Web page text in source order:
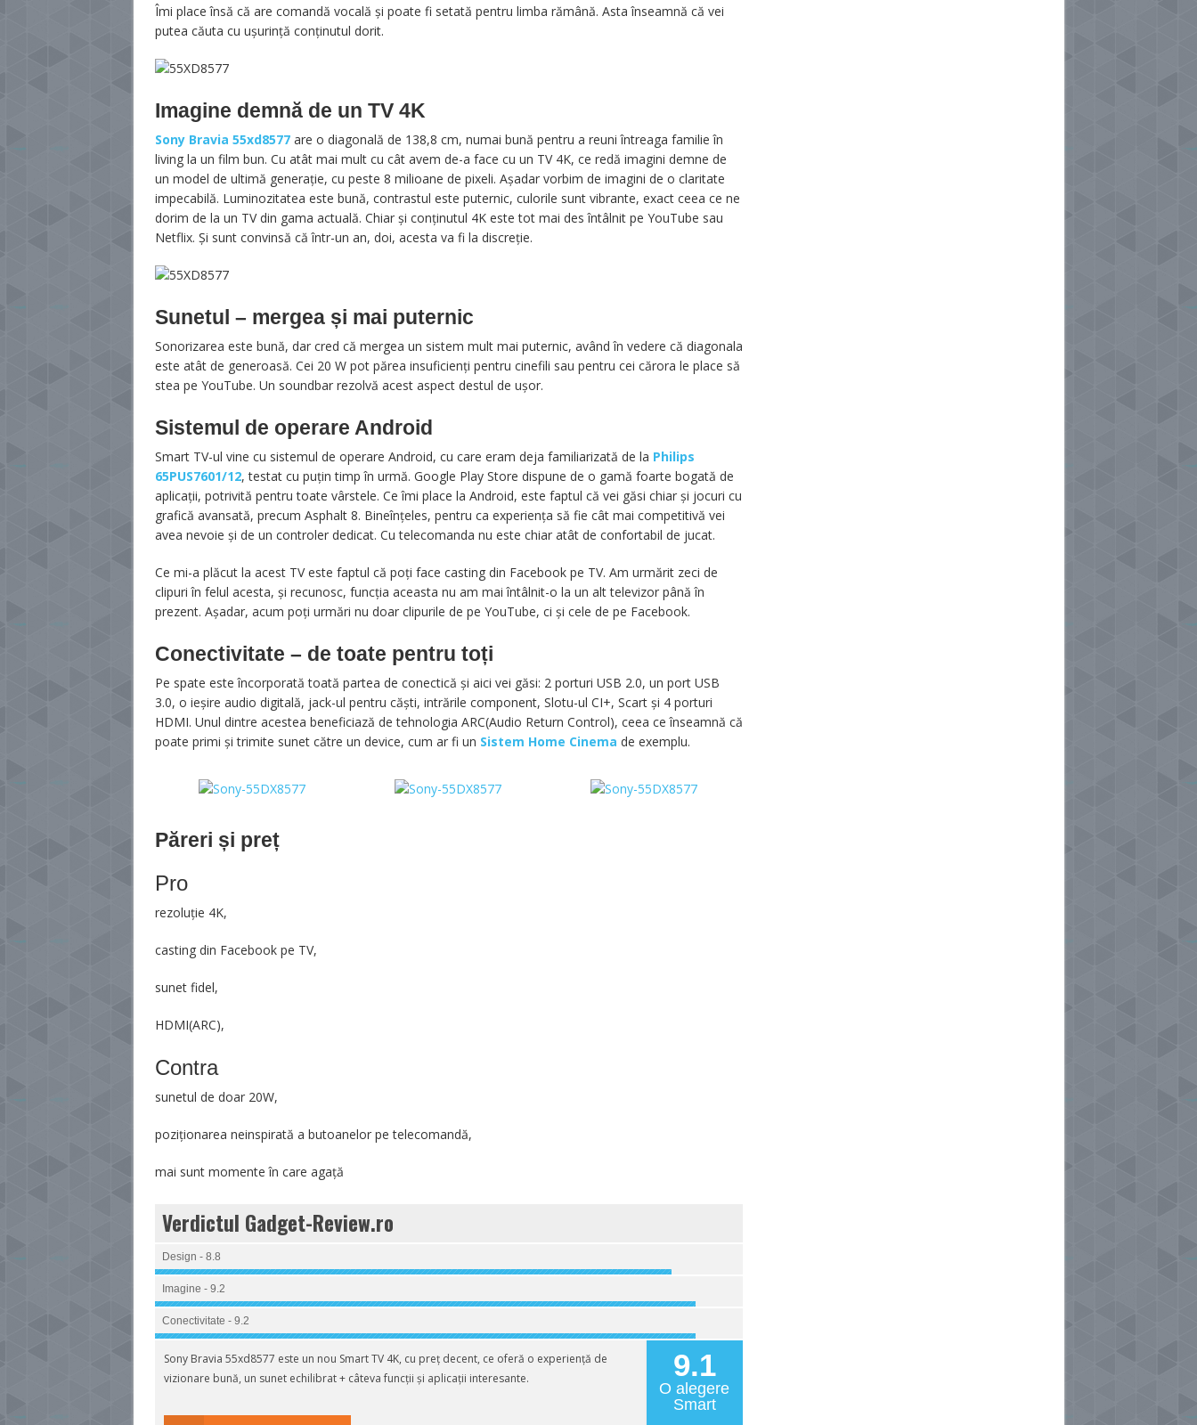
Îmi place însă că are comandă vocală și poate fi setată pentru limba rămână. Asta înseamnă că vei
putea căuta cu ușurință conținutul dorit.
Imagine demnă de un TV 4K
Sony Bravia 55xd8577are o diagonală de 138,8 cm, numai bună pentru a reuni întreaga familie în
living la un film bun. Cu atât mai mult cu cât avem de-a face cu un TV 4K, ce redă imagini demne de
un model de ultimă generație, cu peste 8 milioane de pixeli. Așadar vorbim de imagini de o claritate
impecabilă. Luminozitatea este bună, contrastul este puternic, culorile sunt vibrante, exact ceea ce ne
dorim de la un TV din gama actuală. Chiar și conținutul 4K este tot mai des întâlnit pe YouTube sau
Netflix. Și sunt convinsă că într-un an, doi, acesta va fi la discreție.
Sunetul – mergea și mai puternic
Sonorizarea este bună, dar cred că mergea un sistem mult mai puternic, având în vedere că diagonala
este atât de generoasă. Cei 20 W pot părea insuficienți pentru cinefili sau pentru cei cărora le place să
stea pe YouTube. Un soundbar rezolvă acest aspect destul de ușor.
Sistemul de operare Android
Smart TV-ul vine cu sistemul de operare Android, cu care eram deja familiarizată de la Philips
65PUS7601/12, testat cu puțin timp în urmă. Google Play Store dispune de o gamă foarte bogată de
aplicații, potrivită pentru toate vârstele. Ce îmi place la Android, este faptul că vei găsi chiar și jocuri cu
grafică avansată, precum Asphalt 8. Bineînțeles, pentru ca experiența să fie cât mai competitivă vei
avea nevoie și de un controler dedicat. Cu telecomanda nu este chiar atât de confortabil de jucat.
Ce mi-a plăcut la acest TV este faptul că poți face casting din Facebook pe TV. Am urmărit zeci de
clipuri în felul acesta, și recunosc, funcția aceasta nu am mai întâlnit-o la un alt televizor până în
prezent. Așadar, acum poți urmări nu doar clipurile de pe YouTube, ci și cele de pe Facebook.
Conectivitate – de toate pentru toți
Pe spate este încorporată toată partea de conectică și aici vei găsi: 2 porturi USB 2.0, un port USB
3.0, o ieșire audio digitală, jack-ul pentru căști, intrările component, Slotu-ul CI+, Scart și 4 porturi
HDMI. Unul dintre acestea beneficiază de tehnologia ARC(Audio Return Control), ceea ce înseamnă că
poate primi și trimite sunet către un device, cum ar fi un Sistem Home Cinema de exemplu.
Păreri și preț
Pro
rezoluție 4K,
casting din Facebook pe TV,
sunet fidel,
HDMI(ARC),
Contra
sunetul de doar 20W,
poziționarea neinspirată a butoanelor pe telecomandă,
mai sunt momente în care agață
Verdictul Gadget-Review.ro
Design - 8.8
Imagine - 9.2
Conectivitate - 9.2
9.1
O alegere
Smart
Sony Bravia 55xd8577 este un nou Smart TV 4K, cu preț decent, ce oferă o experiență de
vizionare bună, un sunet echilibrat + câteva funcții și aplicații interesante.